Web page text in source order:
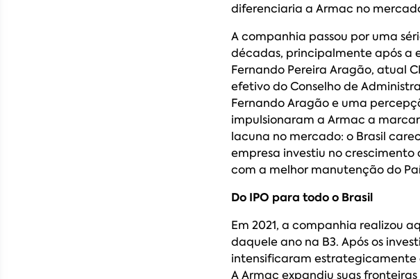
diferenciaria a Armac no
A companhia passou por uma
décadas, principalmente após a
Fernando Pereira Aragão, atual
efetivo do Conselho de
Fernando Aragão e uma
impulsionaram a Armac a
lacuna no mercado: o Brasil
empresa investiu no
com a melhor manutenção do
Do IPO para todo o Brasil
Em 2021, a companhia realizou
daquele ano na B3. Após os
intensificaram estrategicamente
A Armac expandiu suas